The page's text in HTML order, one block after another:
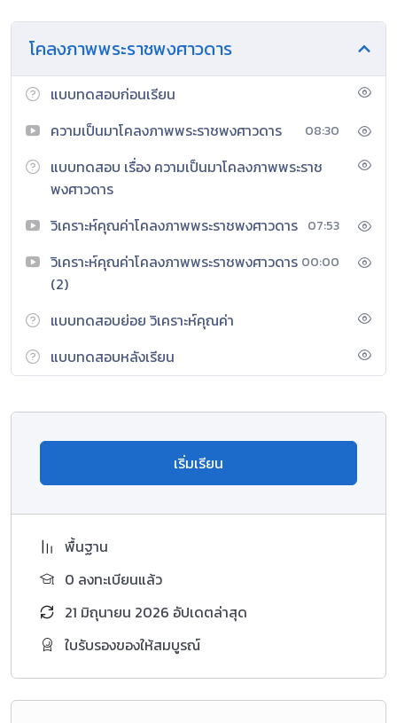
โคลงภาพพระราชพงศาวดาร
แบบทดสอบก่อนเรียน
ความเป็นมาโคลงภาพพระราชพงศาวดาร
08:30
แบบทดสอบ เรื่อง ความเป็นมาโคลงภาพพระราช
พงศาวดาร
วิเคราะห์คุณค่าโคลงภาพพระราชพงศาวดาร 07:53
วิเคราะห์คุณค่าโคลงภาพพระราชพงศาวดาร
(2)
00:00
แบบทดสอบย่อย วิเคราะห์คุณค่า
แบบทดสอบหลังเรียน
เริ่มเรียน
พื้นฐาน
0 ลงทะเบียนแล้ว
21 มิถุนายน 2026 อัปเดตล่าสุด
ใบรับรองของให้สมบูรณ์